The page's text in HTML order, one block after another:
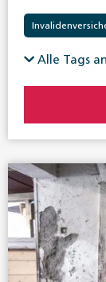
Alle Tags